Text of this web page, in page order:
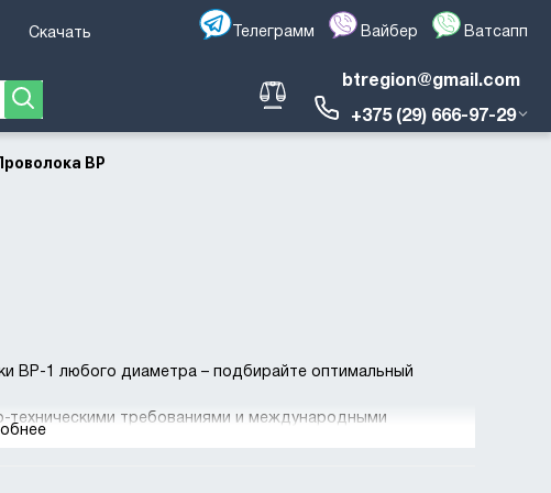
Скачать Телеграмм Вайбер Ватсапп
btregion@gmail.com
+375 (29) 666-97-29
ВР
ВР-1 любого диаметра – подбирайте оптимальный
техническими требованиями и международными
скидки на крупные заказы и для постоянных